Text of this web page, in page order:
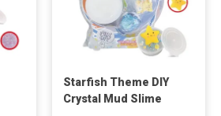
Starfish Theme DIY
Crystal Mud Slime